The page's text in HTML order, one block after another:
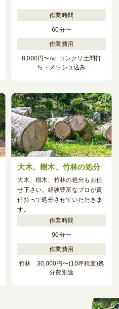
60分〜
8,000円〜/㎡ コンクリ土間打
ち・メッシュ込み
大木、樹木、竹林の処分
大木、樹木、竹林の処分もお任
せ下さい。経験豊富なプロが責
任持って処分させていただきま
す。
90分〜
竹林 30,000円〜(10坪程度)処
分費別途